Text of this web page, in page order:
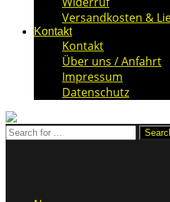
Versandkosten &
Kontakt
Kontakt
Über uns / Anfahrt
Impressum
Datenschutz